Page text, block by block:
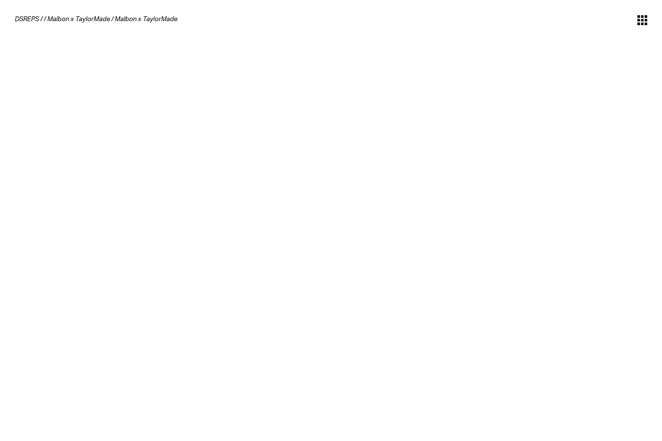
DSREPS//Malbon x TaylorMade / Malbon x TaylorMade